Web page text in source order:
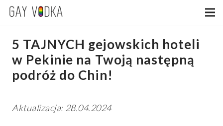
5 TAJNYCH gejowskich hoteli
w Pekinie na Twoją następną
podróż do Chin!
Aktualizacja: 28.04.2024